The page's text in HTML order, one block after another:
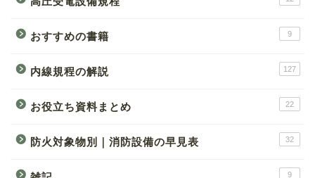
おすすめの書籍 9
内線規程の解説 127
お役立ち資料まとめ 22
防火対象物別｜消防設備の早見表 32
9